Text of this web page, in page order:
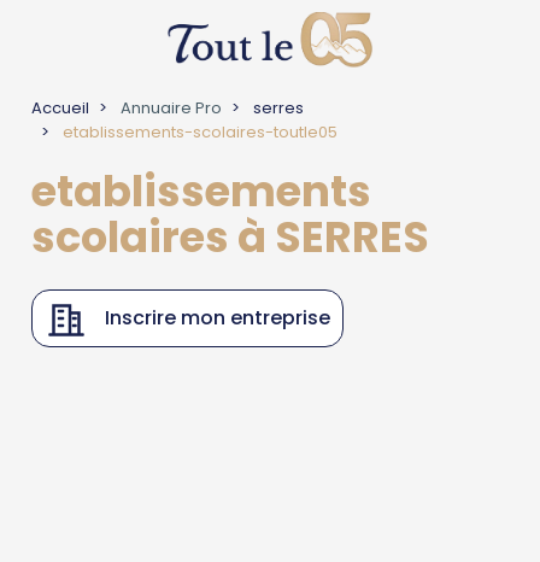
Accueil Annuaire Pro
serres
etablissements-scolaires-toutle05
etablissements
scolaires à SERRES
Inscrire mon entreprise